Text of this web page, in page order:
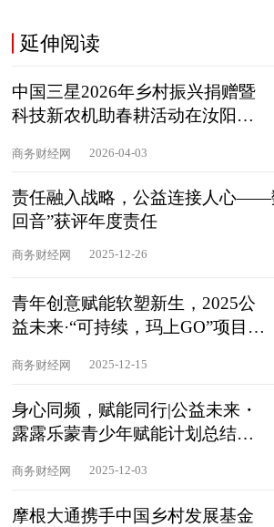
延伸阅读
中国三星2026年乡村振兴捐赠暨
科技新农机助春耕活动在汝阳举
商务财经网 2026-04-03
责任融入战略，公益连接人心——
回音”获评年度责任
商务财经网 2025-12-26
青年创意赋能软塑新生，2025公
益未来·“可持续，玛上GO”项目总
商务财经网 2025-12-15
身心同频，赋能同行|公益未来・
露露乐蒙青少年赋能计划总结会
商务财经网 2025-12-03
摩根大通携手中国乡村发展基金